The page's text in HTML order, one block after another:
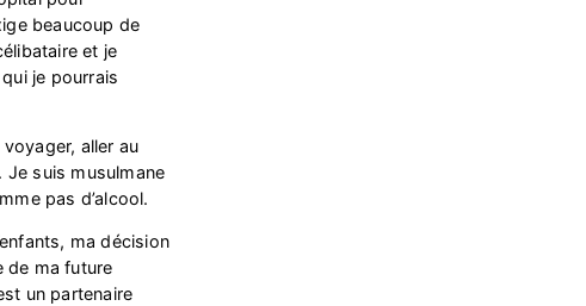
beaucoup de
et je
je pourrais
aller au
suis musulmane
pas d’alcool.
ma décision
de ma future
un partenaire